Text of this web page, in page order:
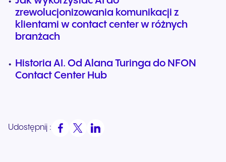
zrewolucjonizowania komunikacji z
klientami w contact center w różnych
branżach
Historia AI. Od Alana Turinga do NFON
Contact Center Hub
Udostępnij :